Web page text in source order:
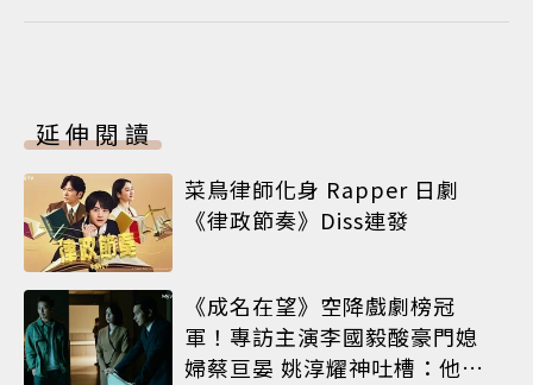
延伸閱讀
菜鳥律師化身 Rapper 日劇
《律政節奏》Diss連發
《成名在望》空降戲劇榜冠
軍！專訪主演李國毅酸豪門媳
婦蔡亘晏 姚淳耀神吐槽：他永